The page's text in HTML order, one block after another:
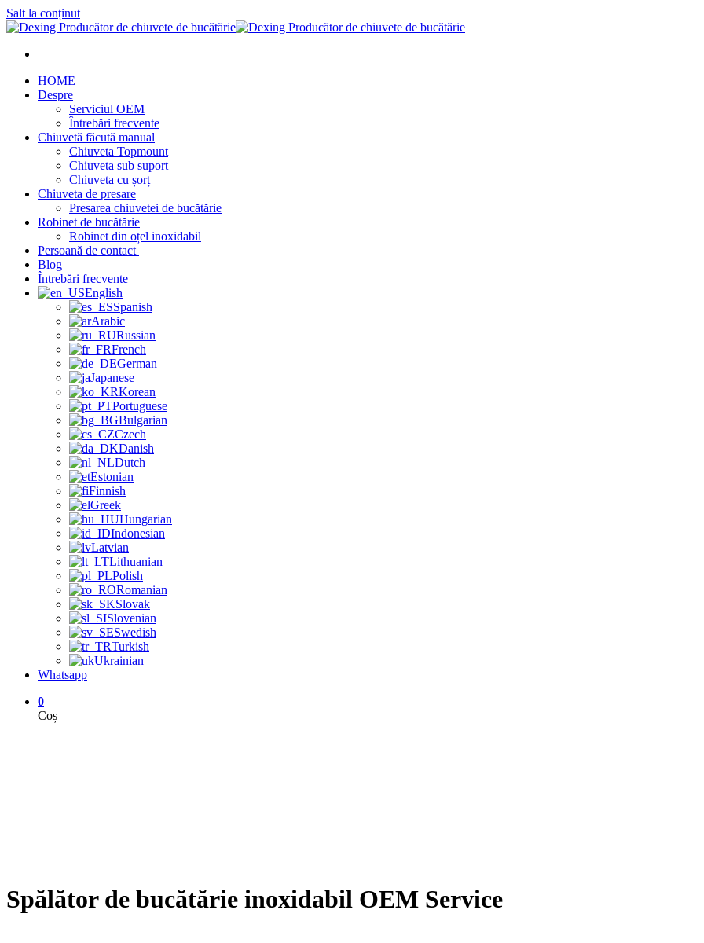
Salt la conținut
HOME
Despre
Serviciul OEM
Întrebări frecvente
Chiuvetă făcută manual
Chiuveta Topmount
Chiuveta sub suport
Chiuveta cu șorț
Chiuveta de presare
Presarea chiuvetei de bucătărie
Robinet de bucătărie
Robinet din oțel inoxidabil
Persoană de contact
Blog
Întrebări frecvente
English
Spanish
Arabic
Russian
French
German
Japanese
Korean
Portuguese
Bulgarian
Czech
Danish
Dutch
Estonian
Finnish
Greek
Hungarian
Indonesian
Latvian
Lithuanian
Polish
Romanian
Slovak
Slovenian
Swedish
Turkish
Ukrainian
Whatsapp
0
Coș
Spălător de bucătărie inoxidabil OEM Service